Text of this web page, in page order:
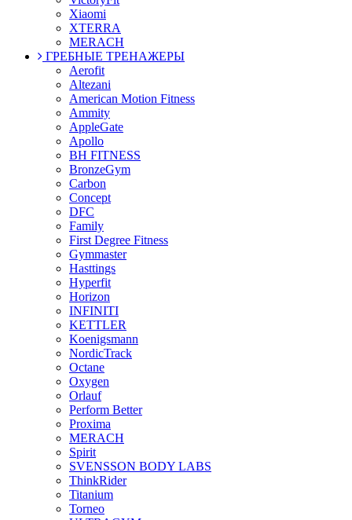
Xiaomi
XTERRA
MERACH
ГРЕБНЫЕ ТРЕНАЖЕРЫ
Aerofit
Altezani
American Motion Fitness
Ammity
AppleGate
Apollo
BH FITNESS
BronzeGym
Carbon
Concept
DFC
Family
First Degree Fitness
Gymmaster
Hasttings
Hyperfit
Horizon
INFINITI
KETTLER
Koenigsmann
NordicTrack
Octane
Oxygen
Orlauf
Perform Better
Proxima
MERACH
Spirit
SVENSSON BODY LABS
ThinkRider
Titanium
Torneo